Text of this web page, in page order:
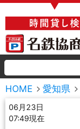
▼
HOME 愛知県
06月23日
07:49現在